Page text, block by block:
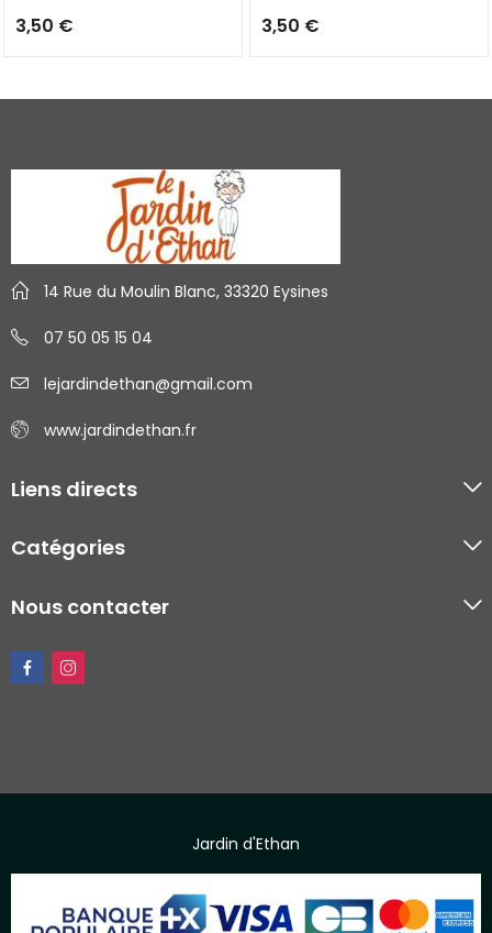
3,50 € 3,50 €
14 Rue du Moulin Blanc, 33320 Eysines
07 50 05 15 04
lejardindethan@gmail.com
www.jardindethan.fr
Liens directs
Catégories
Nous contacter
Jardin d'Ethan